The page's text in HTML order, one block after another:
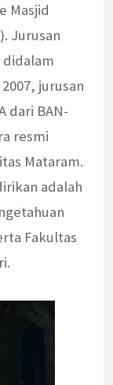
Masjid
Jurusan
jurusan
dari BAN-
resmi
Mataram.
adalah
Fakultas